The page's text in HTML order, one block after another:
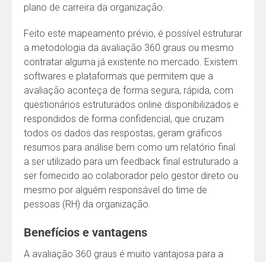
plano de carreira da organização.
Feito este mapeamento prévio, é possível estruturar
a metodologia da avaliação 360 graus ou mesmo
contratar alguma já existente no mercado. Existem
softwares e plataformas que permitem que a
avaliação aconteça de forma segura, rápida, com
questionários estruturados online disponibilizados e
respondidos de forma confidencial, que cruzam
todos os dados das respostas, geram gráficos
resumos para análise bem como um relatório final
a ser utilizado para um feedback final estruturado a
ser fornecido ao colaborador pelo gestor direto ou
mesmo por alguém responsável do time de
pessoas (RH) da organização.
Benefícios e vantagens
A avaliação 360 graus é muito vantajosa para a